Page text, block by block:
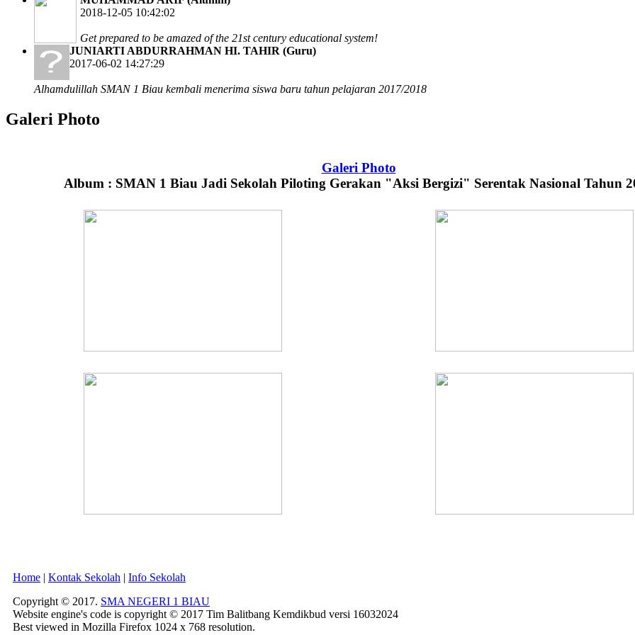
2018-12-05 10:42:02
Get prepared to be amazed of the 21st century educational system!
JUNIARTI ABDURRAHMAN HI. TAHIR (Guru)
2017-06-02 14:27:29
Alhamdulillah SMAN 1 Biau kembali menerima siswa baru tahun pelajaran 2017/2018
Galeri Photo
Galeri Photo
Album : SMAN 1 Biau Jadi Sekolah Piloting Gerakan "Aksi Bergizi" Serentak Nasional Tahun
Home | Kontak Sekolah | Info Sekolah
Copyright © 2017. SMA NEGERI 1 BIAU
Website engine's code is copyright © 2017 Tim Balitbang Kemdikbud versi 16032024
Best viewed in Mozilla Firefox 1024 x 768 resolution.